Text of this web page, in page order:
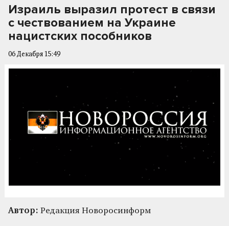
Израиль выразил протест в связи
с чествованием на Украине
нацистских пособников
06 Декабря 15:49
Автор: Редакция Новоросинформ